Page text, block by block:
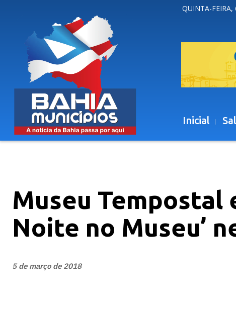
QUINTA-FEIRA,
Inicial
Museu Tempostal
Noite no Museu’
5 de março de 2018